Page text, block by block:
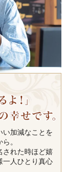
い加減なことを
。
された時ほど嬉
一人ひとり真心